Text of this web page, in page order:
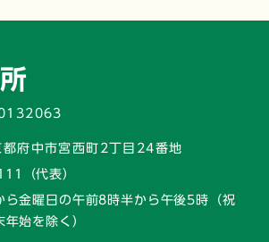
府中市宮西町2丁目24番地
（代表）
ら金曜日の午前8時半から午後5時 （祝
年始を除く）